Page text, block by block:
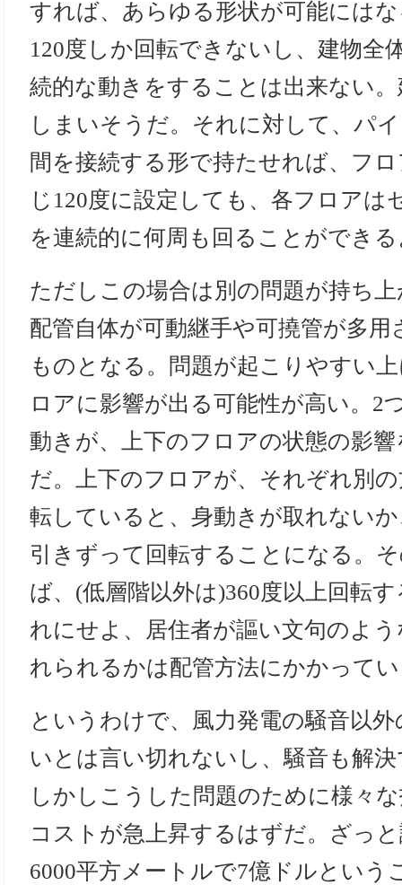
すれば、あらゆる形状が可能には
120度しか回転できないし、建物全
続的な動きをすることは出来ない
しまいそうだ。それに対して、パ
間を接続する形で持たせれば、フ
じ120度に設定しても、各フロアは
を連続的に何周も回ることができ
ただしこの場合は別の問題が持ち
配管自体が可動継手や可撓管が多
ものとなる。問題が起こりやすい
ロアに影響が出る可能性が高い。2
動きが、上下のフロアの状態の影
だ。上下のフロアが、それぞれ別
転していると、身動きが取れない
引きずって回転することになる。
ば、(低層階以外は)360度以上回転
れにせよ、居住者が謳い文句のよ
れられるかは配管方法にかかって
というわけで、風力発電の騒音以
いとは言い切れないし、騒音も解
しかしこうした問題のために様々
コストが急上昇するはずだ。ざっ
6000平方メートルで7億ドルという